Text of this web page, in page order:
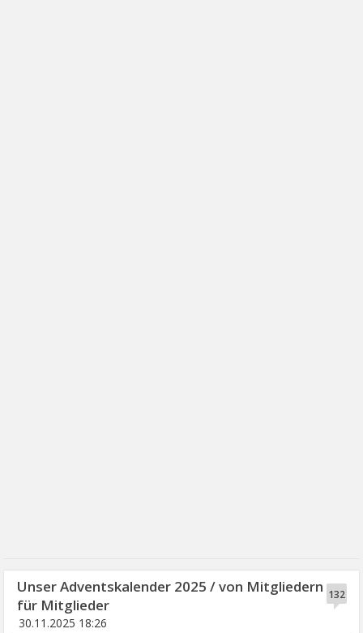
132
Unser Adventskalender 2025 / von Mitgliedern
für Mitglieder
30.11.2025 18:26